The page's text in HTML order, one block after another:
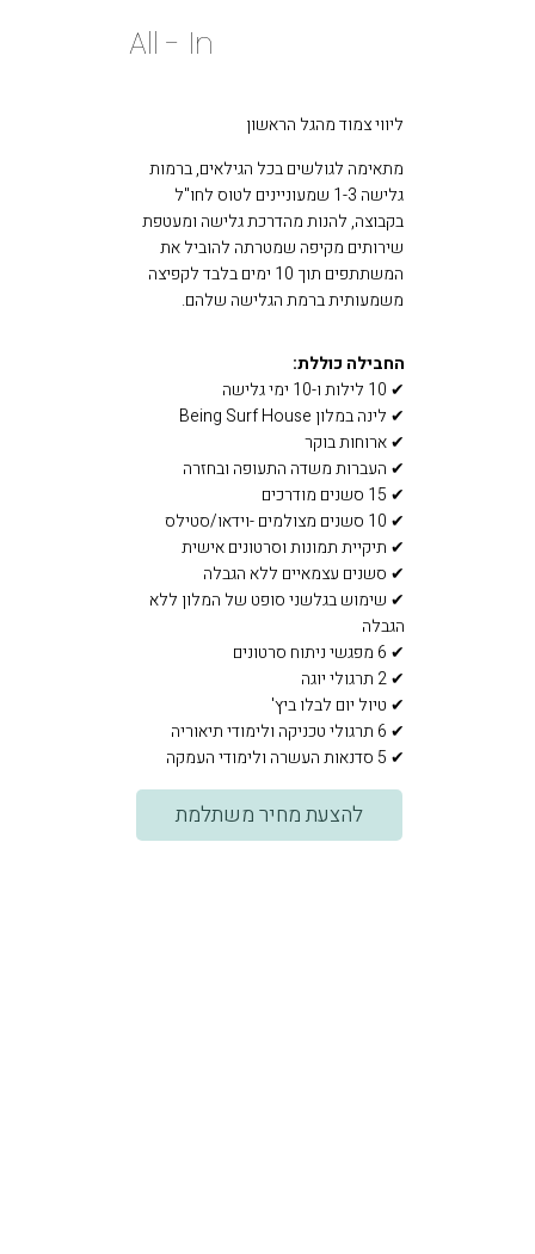
All - In
ליווי צמוד מהגל הראשון
מתאימה לגולשים בכל הגילאים, ברמות
גלישה 1-3 שמעוניינים לטוס לחו"ל
בקבוצה, להנות מהדרכת גלישה ומעטפת
שירותים מקיפה שמטרתה להוביל את
המשתתפים תוך 10 ימים בלבד לקפיצה
משמעותית ברמת הגלישה שלהם.
החבילה כוללת:
✔ 10 לילות ו-10 ימי גלישה
✔ לינה במלון Being Surf House
✔ ארוחות בוקר
✔ העברות משדה התעופה ובחזרה
✔ 15 סשנים מודרכים
✔ 10 סשנים מצולמים -וידאו/סטילס
✔ תיקיית תמונות וסרטונים אישית
✔ סשנים עצמאיים ללא הגבלה
✔ שימוש בגלשני סופט של המלון ללא
הגבלה
✔ 6 מפגשי ניתוח סרטונים
✔ 2 תרגולי יוגה
✔ טיול יום לבלו ביץ'
✔ 6 תרגולי טכניקה ולימודי תיאוריה
✔ 5 סדנאות העשרה ולימודי העמקה
להצעת מחיר משתלמת